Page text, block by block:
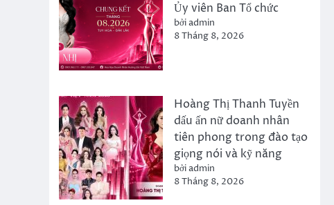
Ủy viên Ban Tổ chức
bởi admin
8 Tháng 8, 2026
Hoàng Thị Thanh Tuyền
dấu ấn nữ doanh nhân
tiên phong trong đào tạo
giọng nói và kỹ năng
bởi admin
8 Tháng 8, 2026